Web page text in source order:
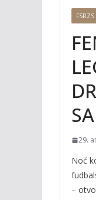
FSRZS
29.
Noć
–